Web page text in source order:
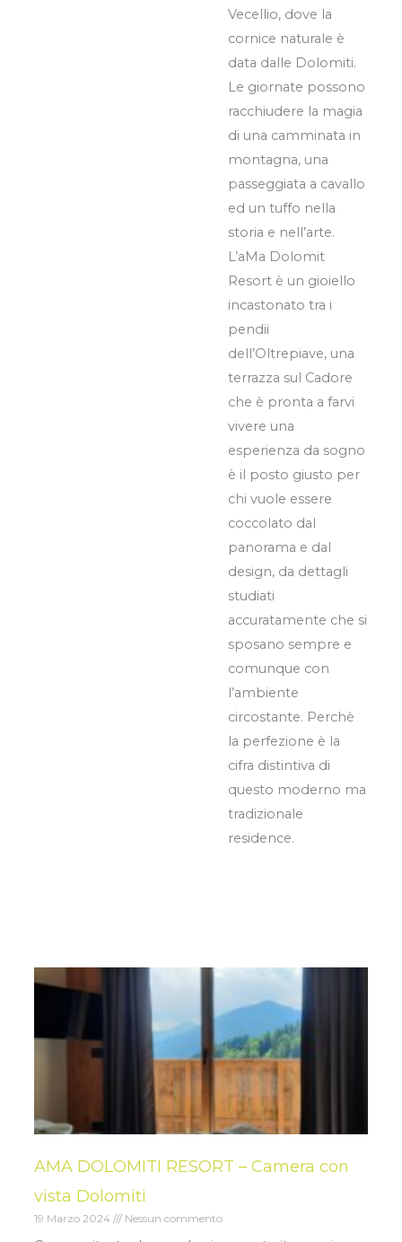
Vecellio, dove la
cornice naturale è
data dalle Dolomiti.
Le giornate possono
racchiudere la magia
di una camminata in
montagna, una
passeggiata a cavallo
ed un tuffo nella
storia e nell’arte.
L’aMa Dolomit
Resort è un gioiello
incastonato tra i
pendii
dell’Oltrepiave, una
terrazza sul Cadore
che è pronta a farvi
vivere una
esperienza da sogno
è il posto giusto per
chi vuole essere
coccolato dal
panorama e dal
design, da dettagli
studiati
accuratamente che si
sposano sempre e
comunque con
l’ambiente
circostante. Perchè
la perfezione è la
cifra distintiva di
questo moderno ma
tradizionale
residence.
AMA DOLOMITI RESORT – Camera con
vista Dolomiti
19 Marzo 2024 Nessun commento